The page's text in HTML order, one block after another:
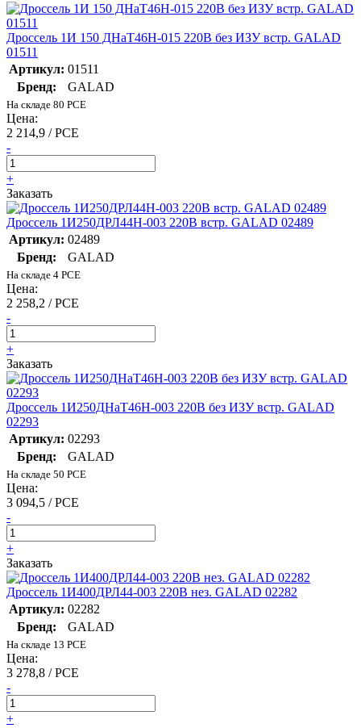
Дроссель 1И 150 ДНаТ46Н-015 220В без ИЗУ встр. GALAD
01511
Артикул: 01511
Бренд:
GALAD
На складе 80 PCE
Цена:
2 214,9 / PCE
-
+
Заказать
Дроссель 1И250ДРЛ44H-003 220В встр. GALAD 02489
Артикул: 02489
Бренд:
GALAD
На складе 4 PCE
Цена:
2 258,2 / PCE
-
+
Заказать
Дроссель 1И250ДНаТ46Н-003 220В без ИЗУ встр. GALAD
02293
Артикул: 02293
Бренд:
GALAD
На складе 50 PCE
Цена:
3 094,5 / PCE
-
+
Заказать
Дроссель 1И400ДРЛ44-003 220В нез. GALAD 02282
Артикул: 02282
Бренд:
GALAD
На складе 13 PCE
Цена:
3 278,8 / PCE
-
+